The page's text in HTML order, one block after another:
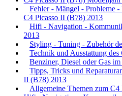
Fehler - Mängel - Probleme -
C4 Picasso II (B78) 2013
Hifi - Navigation -
2013
Styling - Tuning - Zubehör
Technik und Ausstattung
Benziner, Diesel oder Gas
Tipps, Tricks und
II (B78) 2013
Allgemeine Themen zum